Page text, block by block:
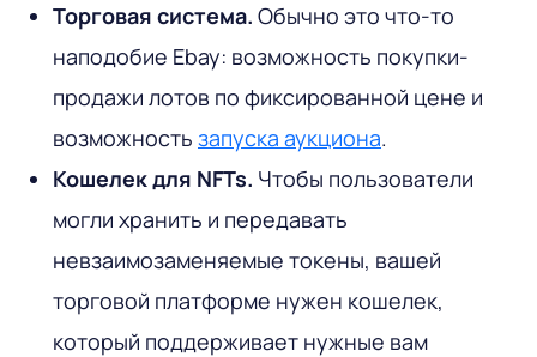
Торговая система. Обычно это что-то
наподобие Ebay: возможность покупки-
продажи лотов по фиксированной цене и
возможность запуска аукциона.
Кошелек для NFTs. Чтобы пользователи
могли хранить и передавать
невзаимозаменяемые токены, вашей
торговой платформе нужен кошелек,
который поддерживает нужные вам